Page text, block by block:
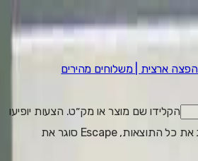
הפצה ארצית | משלוחים מהירים
הקלידו שם מוצר או מק״ט. הצעות יופיעו
מתחת לשדה; Enter מציג את כל התוצאות, Escape סוגר את